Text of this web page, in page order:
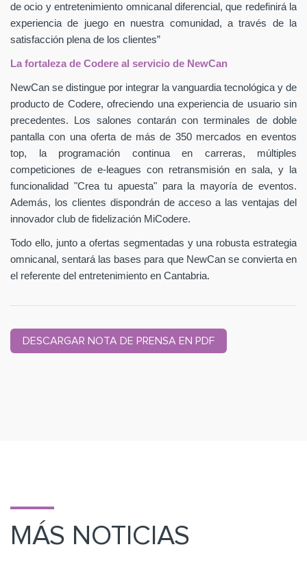
de ocio y entretenimiento omnicanal diferencial, que redefinirá la
experiencia de juego en nuestra comunidad, a través de la
satisfacción plena de los clientes”
La fortaleza de Codere al servicio de NewCan
NewCan se distingue por integrar la vanguardia tecnológica y de
producto de Codere, ofreciendo una experiencia de usuario sin
precedentes. Los salones contarán con terminales de doble
pantalla con una oferta de más de 350 mercados en eventos
top, la programación continua en carreras, múltiples
competiciones de e-leagues con retransmisión en sala, y la
funcionalidad "Crea tu apuesta" para la mayoría de eventos.
Además, los clientes dispondrán de acceso a las ventajas del
innovador club de fidelización MiCodere.
Todo ello, junto a ofertas segmentadas y una robusta estrategia
omnicanal, sentará las bases para que NewCan se convierta en
el referente del entretenimiento en Cantabria.
DESCARGAR NOTA DE PRENSA EN PDF
MÁS NOTICIAS